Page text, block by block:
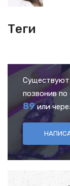
Теги
позвонив
89 или